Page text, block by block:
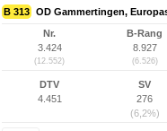
B 313 OD Gammertingen,
Nr.
3.424
(12.552)
B-Rang
8.927
(6.526)
DTV
4.451
SV
276
(6,2%)